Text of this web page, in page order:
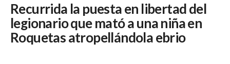
Recurrida la puesta en libertad del
legionario que mató a una niña en
Roquetas atropellándola ebrio